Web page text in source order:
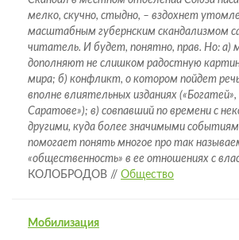
мелко, скучно, стыдно, – вздохнет
масштабным губернским скандализмом
читатель. И будет, понятно, прав. Но: а)
дополняют не слишком радостную
мира; б) конфликт, о котором пойдет
вполне влиятельных изданиях
Саратове»); в) совпавший по времени с
другими, куда более значимыми
помогает понять многое про так
«общественность» в ее отношениях с
КОЛОБРОДОВ // Общество
Мобилизация